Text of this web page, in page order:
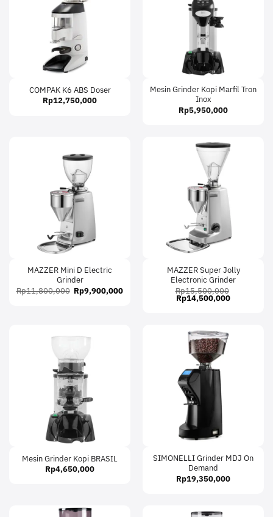
COMPAK K6 ABS Doser
Rp12,750,000
Mesin Grinder Kopi Marfil Tron
Inox
Rp5,950,000
MAZZER Mini D Electric
Grinder
Rp11,800,000 Original
price
Rp9,900,000Current
MAZZER Super Jolly
Electronic Grinder
Rp15,500,000
Original
price
Rp14,500,000Current
Mesin Grinder Kopi BRASIL
Rp4,650,000
SIMONELLI Grinder MDJ On
Demand
Rp19,350,000